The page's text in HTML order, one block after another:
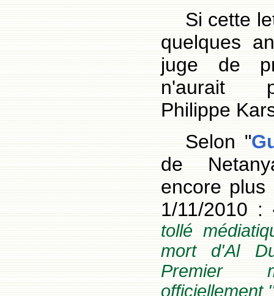
Si cette
quelques
juge de
n'aurait
Philippe
Selon "
de
encore plus
1/11/2010
tollé
mort d'Al
Premier
officiellement